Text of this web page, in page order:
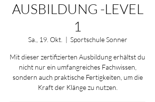
AUSBILDUNG -LEVEL
1
Sa., 19. Okt.
  |
Sportschule Sonner
Mit dieser zertifizierten Ausbildung erhältst du
nicht nur ein umfangreiches Fachwissen,
sondern auch praktische Fertigkeiten, um die
Kraft der Klänge zu nutzen.